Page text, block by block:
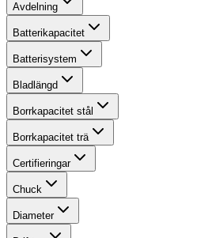
Avdelning
Batterikapacitet
Batterisystem
Bladlängd
Borrkapacitet stål
Borrkapacitet trä
Certifieringar
Chuck
Diameter